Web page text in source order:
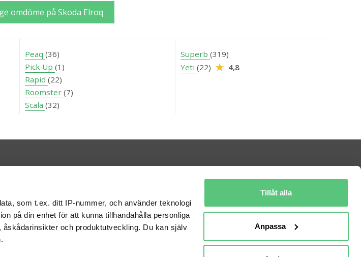
som t.ex. ditt IP-nummer, och använder teknologi
på din enhet för att kunna tillhandahålla personliga
och produktutveckling. Du kan själv
Tillåt alla
Anpassa
omdöme på Skoda Elroq
Peaq (36)
Pick Up (1)
Rapid (22)
Roomster (7)
Scala (32)
Superb (319)
Yeti (22) 4,8
401 25 Göteborg
Om bilweb
Nyheter
Cookiepolicy
Användarvillkor
Integritetspolicy
Kort om GDPR
Billån